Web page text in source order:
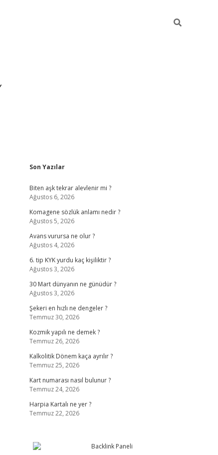
Sidebar
Son Yazılar
Biten aşk tekrar alevlenir mi ?
Ağustos 6, 2026
Komagene sözlük anlamı nedir ?
Ağustos 5, 2026
Avans vurursa ne olur ?
Ağustos 4, 2026
6. tip KYK yurdu kaç kişiliktir ?
Ağustos 3, 2026
30 Mart dünyanın ne günüdür ?
Ağustos 3, 2026
Şekeri en hızlı ne dengeler ?
Temmuz 30, 2026
Kozmik yapılı ne demek ?
Temmuz 26, 2026
Kalkolitik Dönem kaça ayrılır ?
Temmuz 25, 2026
Kart numarası nasıl bulunur ?
Temmuz 24, 2026
Harpia Kartalı ne yer ?
Temmuz 22, 2026